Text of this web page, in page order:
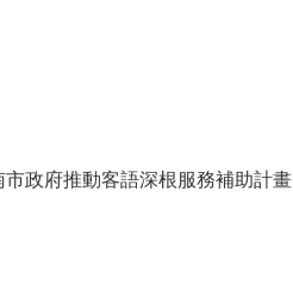
市政府推動客語深根服務補助計畫